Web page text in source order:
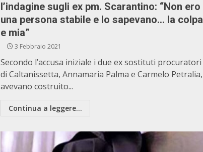
l’indagine sugli ex pm. Scarantino: “Non ero
una persona stabile e lo sapevano… la colpa
e mia”
3 Febbraio 2021
Secondo l’accusa iniziale i due ex sostituti procuratori
di Caltanissetta, Annamaria Palma e Carmelo Petralia,
avevano costruito...
Continua a leggere...